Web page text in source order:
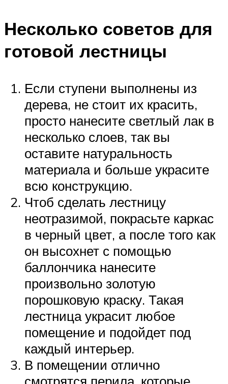
Несколько советов для
готовой лестницы
Если ступени выполнены из
дерева, не стоит их красить,
просто нанесите светлый лак в
несколько слоев, так вы
оставите натуральность
материала и больше украсите
всю конструкцию.
Чтоб сделать лестницу
неотразимой, покрасьте каркас
в черный цвет, а после того как
он высохнет с помощью
баллончика нанесите
произвольно золотую
порошковую краску. Такая
лестница украсит любое
помещение и подойдет под
каждый интерьер.
В помещении отлично